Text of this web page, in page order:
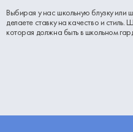
Выбирая у нас школьную блузку или
делаете ставку на качество и
которая должна быть в школьном